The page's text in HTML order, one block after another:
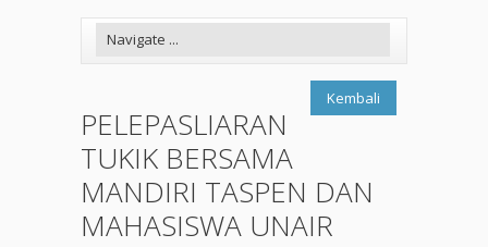
Kembali
PELEPASLIARAN
TUKIK BERSAMA
MANDIRI TASPEN DAN
MAHASISWA UNAIR